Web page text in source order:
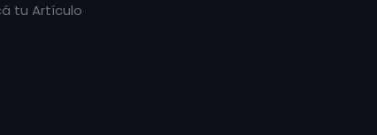
tu Artículo